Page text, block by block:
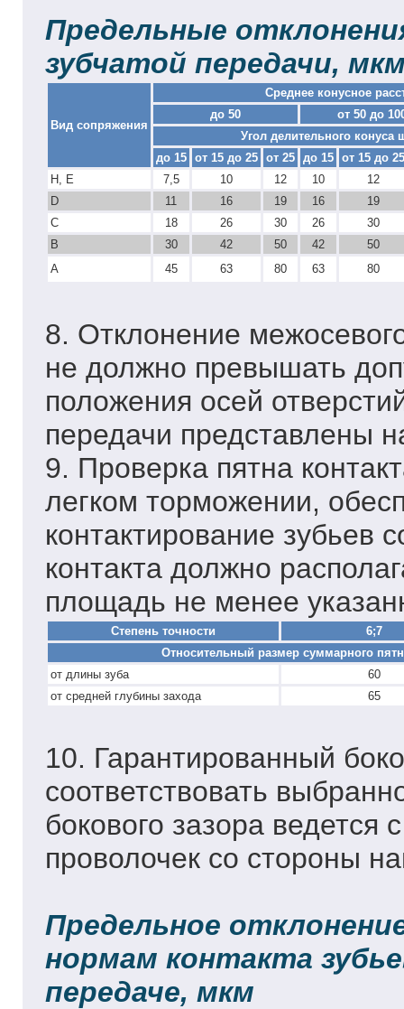
Предельные
зубчатой передачи,
Вид сопряжения
Среднее конусное
до 50
от 50 до
Угол делительного конуса
до 15 от 15 до 25 от 25 до 15 от 15 до 25
Н, Е
7,5 10 12 10
12
D
11 16 19 16
19
С
18 26 30 26
30
В
30 42 50 42
50
А
45 63 80 63 80
8. Отклонение
не должно превышать
положения осей
передачи представлены
9. Проверка пятна
легком торможении,
контактирование зубьев
контакта должно
площадь не менее
Степень точности
6;7
Относительный размер суммарного
от длины зуба
60
от средней глубины захода
65
10. Гарантированный
соответствовать
бокового зазора
проволочек со стороны
Предельное
нормам контакта
передаче, мкм